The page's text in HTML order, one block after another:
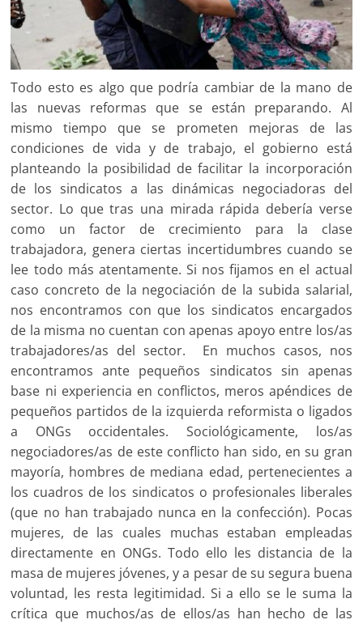
Todo esto es algo que podría cambiar de la mano de
las nuevas reformas que se están preparando. Al
mismo tiempo que se prometen mejoras de las
condiciones de vida y de trabajo, el gobierno está
planteando la posibilidad de facilitar la incorporación
de los sindicatos a las dinámicas negociadoras del
sector. Lo que tras una mirada rápida debería verse
como un factor de crecimiento para la clase
trabajadora, genera ciertas incertidumbres cuando se
lee todo más atentamente. Si nos fijamos en el actual
caso concreto de la negociación de la subida salarial,
nos encontramos con que los sindicatos encargados
de la misma no cuentan con apenas apoyo entre los/as
trabajadores/as del sector. En muchos casos, nos
encontramos ante pequeños sindicatos sin apenas
base ni experiencia en conflictos, meros apéndices de
pequeños partidos de la izquierda reformista o ligados
a ONGs occidentales. Sociológicamente, los/as
negociadores/as de este conflicto han sido, en su gran
mayoría, hombres de mediana edad, pertenecientes a
los cuadros de los sindicatos o profesionales liberales
(que no han trabajado nunca en la confección). Pocas
mujeres, de las cuales muchas estaban empleadas
directamente en ONGs. Todo ello les distancia de la
masa de mujeres jóvenes, y a pesar de su segura buena
voluntad, les resta legitimidad. Si a ello se le suma la
crítica que muchos/as de ellos/as han hecho de las